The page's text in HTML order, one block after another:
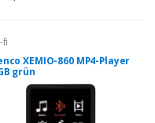
fi
XEMIO-860 MP4-Player
grün